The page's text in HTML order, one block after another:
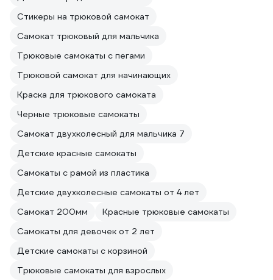
Стикеры на трюковой самокат
Самокат трюковый для мальчика
Трюковые самокаты с пегами
Трюковой самокат для начинающих
Краска для трюкового самоката
Черные трюковые самокаты
Самокат двухколесный для мальчика 7
Детские красные самокаты
Самокаты с рамой из пластика
Детские двухколесные самокаты от 4 лет
Самокат 200мм
Красные трюковые самокаты
Самокаты для девочек от 2 лет
Детские самокаты с корзиной
Трюковые самокаты для взрослых